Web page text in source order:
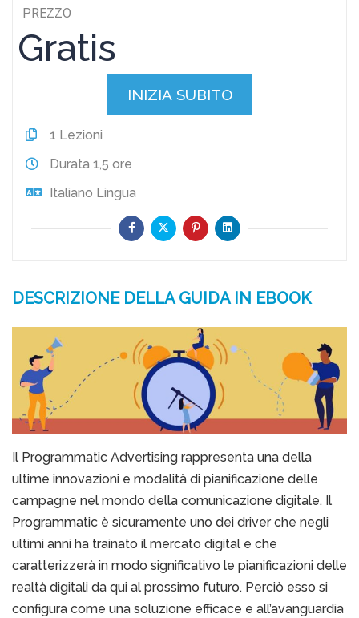
DESCRIZIONE DELLA GUIDA IN EBOOK
Il Programmatic Advertising rappresenta una della
ultime innovazioni e modalità di pianificazione delle
campagne nel mondo della comunicazione digitale. Il
Programmatic è sicuramente uno dei driver che negli
ultimi anni ha trainato il mercato digital e che
caratterizzerà in modo significativo le pianificazioni delle
realtà digitali da qui al prossimo futuro. Perciò esso si
configura come una soluzione efficace e all’avanguardia
PREZZO
Gratis
INIZIA SUBITO
1 Lezioni
Durata 1,5 ore
Italiano Lingua